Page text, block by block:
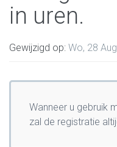
in uren.
Gewijzigd op: Wo, 28
Wanneer u gebruik
zal de registratie